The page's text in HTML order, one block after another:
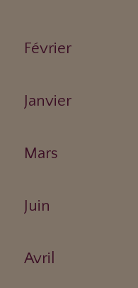
Février
Janvier
Mars
Juin
Avril